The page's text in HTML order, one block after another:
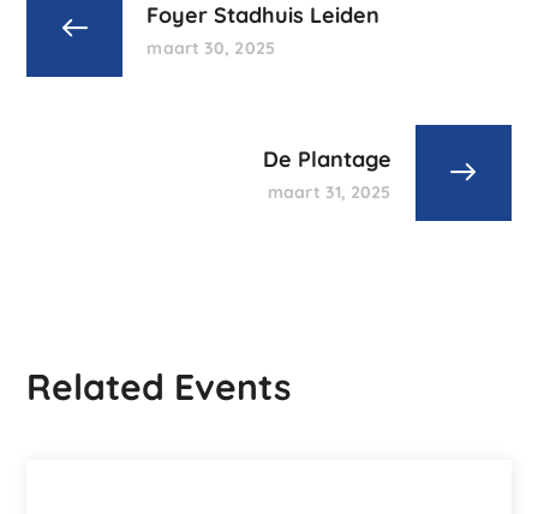
Foyer Stadhuis Leiden
maart 30, 2025
De Plantage
maart 31, 2025
Related Events